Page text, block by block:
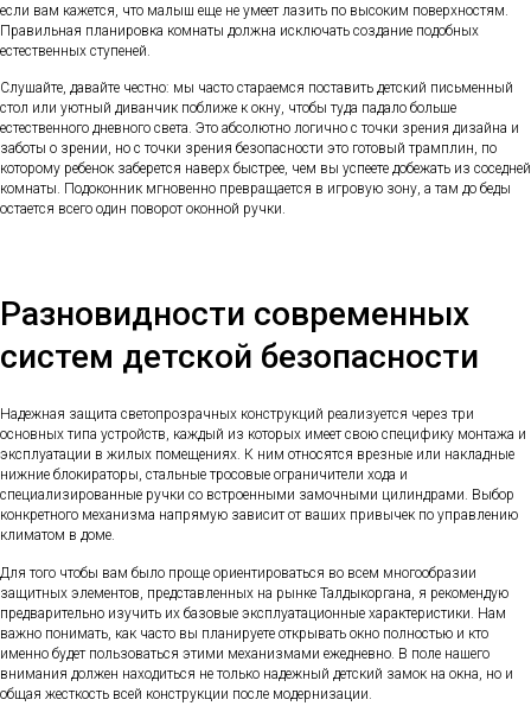
если вам кажется, что малыш еще не умеет лазить по высоким поверхностям.
Правильная планировка комнаты должна исключать создание подобных
естественных ступеней.
Слушайте, давайте честно: мы часто стараемся поставить детский письменный
стол или уютный диванчик поближе к окну, чтобы туда падало больше
естественного дневного света. Это абсолютно логично с точки зрения дизайна и
заботы о зрении, но с точки зрения безопасности это готовый трамплин, по
которому ребенок заберется наверх быстрее, чем вы успеете добежать из соседней
комнаты. Подоконник мгновенно превращается в игровую зону, а там до беды
остается всего один поворот оконной ручки.
Разновидности современных
систем детской безопасности
Надежная защита светопрозрачных конструкций реализуется через три
основных типа устройств, каждый из которых имеет свою специфику монтажа и
эксплуатации в жилых помещениях. К ним относятся врезные или накладные
нижние блокираторы, стальные тросовые ограничители хода и
специализированные ручки со встроенными замочными цилиндрами. Выбор
конкретного механизма напрямую зависит от ваших привычек по управлению
климатом в доме.
Для того чтобы вам было проще ориентироваться во всем многообразии
защитных элементов, представленных на рынке Талдыкоргана, я рекомендую
предварительно изучить их базовые эксплуатационные характеристики. Нам
важно понимать, как часто вы планируете открывать окно полностью и кто
именно будет пользоваться этими механизмами ежедневно. В поле нашего
внимания должен находиться не только надежный детский замок на окна, но и
общая жесткость всей конструкции после модернизации.